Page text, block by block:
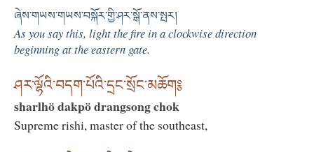
ཞེས་གཡས་གཡས་བསྐོར་གྱི་ཤར་སྒོ་ནས་སྤར།
As you say this, light the fire in a clockwise direction
beginning at the eastern gate.
ཤར་ལྷོའི་བདག་པོའི་དྲང་སྲོང་མཆོག༔
sharlhö dakpö drangsong chok
Supreme rishi, master of the southeast,